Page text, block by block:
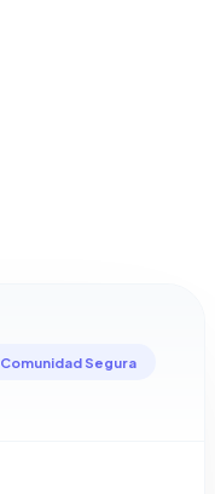
Comunidad Segura